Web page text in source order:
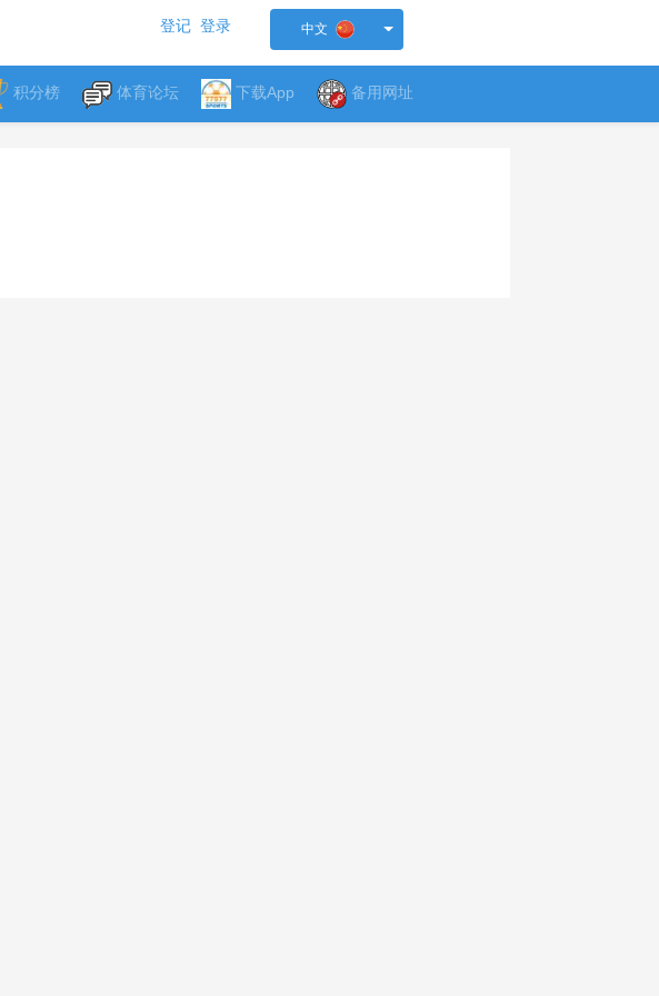
登记 登录 中文
积分榜 体育论坛 下载App 备用网址